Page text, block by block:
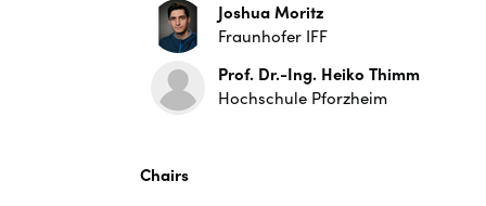
Joshua Moritz
Fraunhofer IFF
Prof. Dr.-Ing. Heiko Thimm
Hochschule Pforzheim
Chairs